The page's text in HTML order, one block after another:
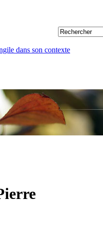
dans son contexte